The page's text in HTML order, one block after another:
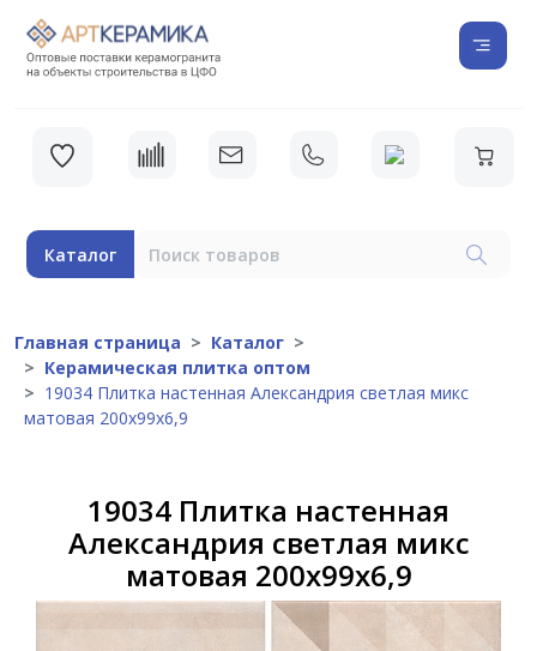
Каталог
Главная страница
Каталог
Керамическая плитка оптом
19034 Плитка настенная Александрия светлая микс
матовая 200х99х6,9
19034 Плитка настенная
Александрия светлая микс
матовая 200х99х6,9